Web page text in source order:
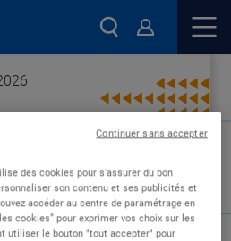
des cookies pour s'assurer du bon
son contenu et ses publicités et
accéder au centre de paramétrage en
cookies” pour exprimer vos choix sur les
utiliser le bouton "tout accepter" pour
Continuer sans accepter